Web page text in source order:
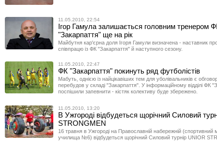
11.05.2010, 22:54
Ігор Гамула залишається головним тренером
"Закарпаття" ще на рік
Майбутня кар'єрна доля Ігоря Гамули визначена - наставник
співпрацю із ФК "Закарпаття" й наступного сезону.
11.05.2010, 22:47
ФК "Закарпаття" покинуть ряд футболістів
Мабуть, однією із найцікавіших тем для уболівальників є
перебудов у складі "Закарпаття". У інформаційному відділі ФК
поспішили запевнити - кістяк колективу буде збережено.
11.05.2010, 13:20
В Ужгороді відбудеться щорічний Силовий
STRONGMEN
16 травня в Ужгороді на Православній набережній (спортивний
училища №6) відбудеться щорічний Силовий турнір UNIOR